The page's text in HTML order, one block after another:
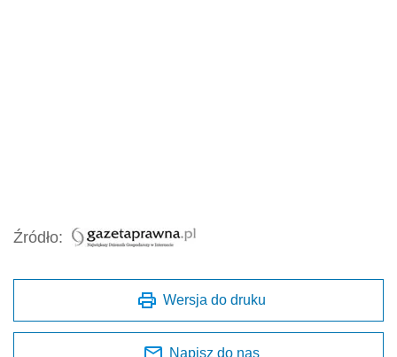
Źródło:
Wersja do druku
Napisz do nas